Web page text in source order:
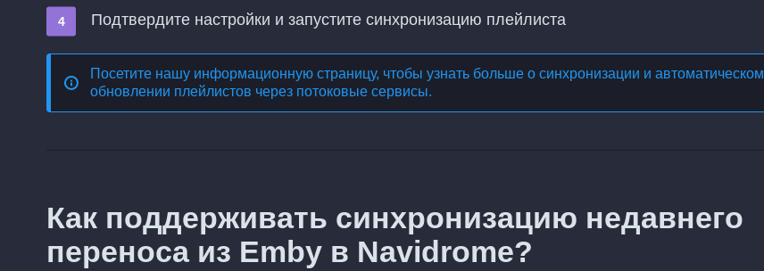
Подтвердите настройки и запустите синхронизацию плейлиста
Посетите нашу информационную страницу, чтобы узнать больше о синхронизации и автоматическом
обновлении плейлистов через потоковые сервисы.
Как поддерживать синхронизацию недавнего
переноса из Emby в Navidrome?